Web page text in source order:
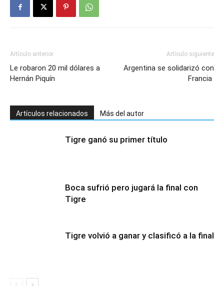
Artículo anterior
Le robaron 20 mil dólares a
Hernán Piquín
Artículo siguiente
Argentina se solidarizó con
Francia
Artículos relacionados Más del autor
Tigre ganó su primer título
Boca sufrió pero jugará la final con
Tigre
Tigre volvió a ganar y clasificó a la final